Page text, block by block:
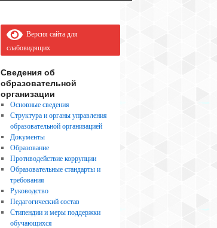
Версия сайта для
слабовидящих
Сведения об
образовательной
организации
Основные сведения
Структура и органы управления
образовательной организацией
Документы
Образование
Противодействие коррупции
Образовательные стандарты и
требования
Руководство
Педагогический состав
Стипендии и меры поддержки
обучающихся